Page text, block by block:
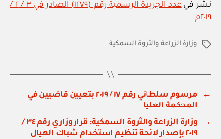
نشر في
عدد الجريدة الرسمية رقم (١٢٧٩) الصادر في ٣ / ٢ /
٢٠١٩م
.
الوسوموزارة الزراعة والثروة السمكية
←
مرسوم سلطاني رقم ١٧ / ٢٠١٩ بتعيين قاضيين في
المحكمة العليا
→
وزارة الزراعة والثروة السمكية: قرار وزاري رقم ٣٤ /
٢٠١٩ بإصدار لائحة تنظيم استخدام شباك الهيال